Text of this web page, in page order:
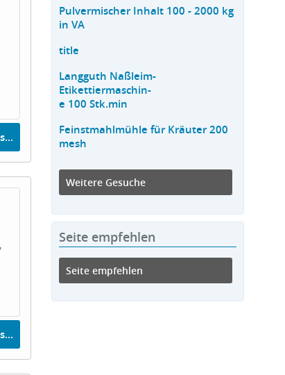
Pulvermischer Inhalt 100 - 2000 kg
in VA
title
Langguth Naßleim-
Etikettiermaschin-
e 100 Stk.min
Feinstmahlmühle für Kräuter 200
mesh
Weitere Gesuche
Seite empfehlen
Seite empfehlen